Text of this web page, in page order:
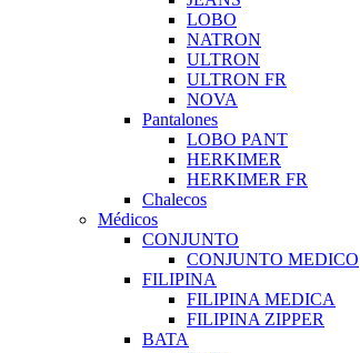
LOBO
NATRON
ULTRON
ULTRON FR
NOVA
Pantalones
LOBO PANT
HERKIMER
HERKIMER FR
Chalecos
Médicos
CONJUNTO
CONJUNTO MEDICO
FILIPINA
FILIPINA MEDICA
FILIPINA ZIPPER
BATA